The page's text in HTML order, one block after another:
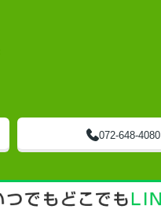
072-648-4080